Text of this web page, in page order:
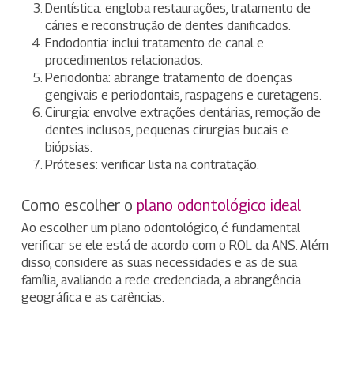
Dentística: engloba restaurações, tratamento de
cáries e reconstrução de dentes danificados.
Endodontia: inclui tratamento de canal e
procedimentos relacionados.
Periodontia: abrange tratamento de doenças
gengivais e periodontais, raspagens e curetagens.
Cirurgia: envolve extrações dentárias, remoção de
dentes inclusos, pequenas cirurgias bucais e
biópsias.
Próteses: verificar lista na contratação.
Como escolher o plano odontológico ideal
Ao escolher um plano odontológico, é fundamental
verificar se ele está de acordo com o ROL da ANS. Além
disso, considere as suas necessidades e as de sua
família, avaliando a rede credenciada, a abrangência
geográfica e as carências.